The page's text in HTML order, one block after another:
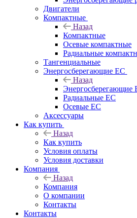
Двигатели
Компактные
Назад
Компактные
Осевые компактные
Радиальные
Тангенциальные
Энергосберегающие EC
Назад
Энергосберегающие
Радиальные EC
Осевые EC
Аксессуары
Как купить
Назад
Как купить
Условия оплаты
Условия доставки
Компания
Назад
Компания
О компании
Контакты
Контакты